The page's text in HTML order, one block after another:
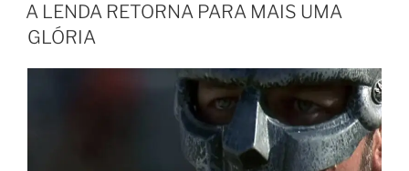
A LENDA RETORNA PARA MAIS UMA
GLÓRIA